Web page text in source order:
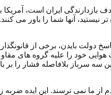
بازدارندگی ایران است،
نیستید، آنها شما را باور می
دولت بایدن، برخی از
هوایی خود را علیه گروه های
شدن این سه سرباز بلافاصله
از ما نمی ترسند. این ایده